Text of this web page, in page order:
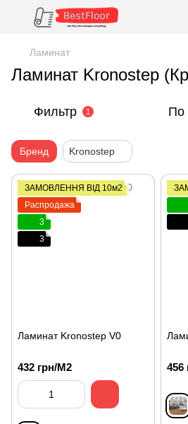
Ламинат
Ламинат Kronostep
Фильтр 1 По
Бренд Kronostep
ЗАМОВЛЕННЯ ВІД 10м2
Распродажа
3
3
Ламинат Kronostep V0
432 грн/М2 456